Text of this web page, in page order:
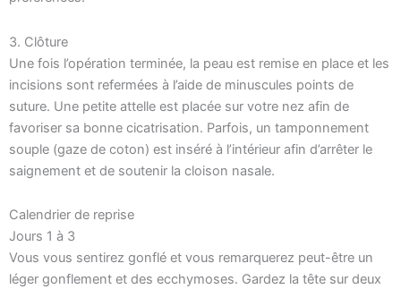
3. Clôture
Une fois l’opération terminée, la peau est remise en place et les
incisions sont refermées à l’aide de minuscules points de
suture. Une petite attelle est placée sur votre nez afin de
favoriser sa bonne cicatrisation. Parfois, un tamponnement
souple (gaze de coton) est inséré à l’intérieur afin d’arrêter le
saignement et de soutenir la cloison nasale.
Calendrier de reprise
Jours 1 à 3
Vous vous sentirez gonflé et vous remarquerez peut-être un
léger gonflement et des ecchymoses. Gardez la tête sur deux